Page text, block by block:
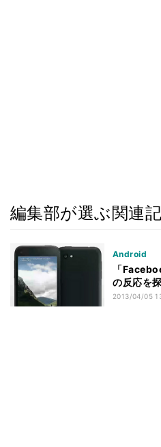
編集部が選ぶ関連
Android
「
の反応を
2013/04/05